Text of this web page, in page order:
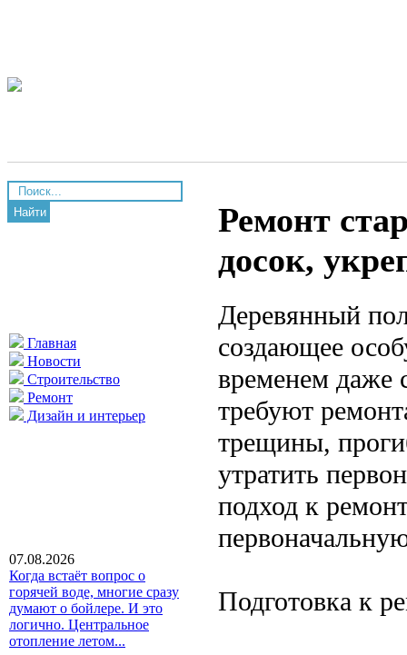
Найти
Главная
Новости
Строительство
Ремонт
Дизайн и интерьер
07.08.2026
Когда встаёт вопрос о
горячей воде, многие сразу
думают о бойлере. И это
логично. Центральное
отопление летом...
Ремонт
досок,
Деревянный
создающее
временем даже
требуют
трещины,
утратить
подход к
Подготовка к